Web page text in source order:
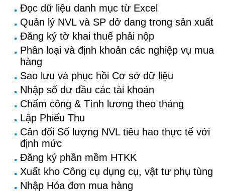
Đọc dữ liệu danh mục từ Excel
Quản lý NVL và SP dở dang trong sản xuất
Đăng ký tờ khai thuế phải nộp
Phân loại và định khoản các nghiệp vụ mua
hàng
Sao lưu và phục hồi Cơ sở dữ liệu
Nhập số dư đầu các tài khoản
Chấm công & Tính lương theo tháng
Lập Phiếu Thu
Cân đối Số lượng NVL tiêu hao thực tế với
định mức
Đăng ký phần mềm HTKK
Xuất kho Công cụ dụng cụ, vật tư phụ tùng
Nhập Hóa đơn mua hàng